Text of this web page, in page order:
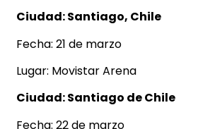
Ciudad: Santiago, Chile
Fecha: 21 de marzo
Lugar: Movistar Arena
Ciudad: Santiago de Chile
Fecha: 22 de marzo